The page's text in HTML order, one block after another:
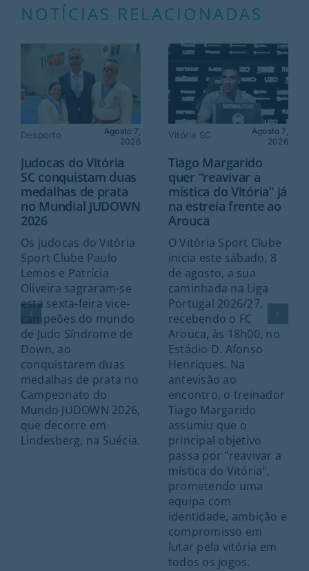
NOTÍCIAS RELACIONADAS
Desporto
Agosto 7,
2026
Judocas do Vitória
SC conquistam duas
medalhas de prata
no Mundial JUDOWN
2026
Os judocas do Vitória
Sport Clube Paulo
Lemos e Patrícia
Oliveira sagraram-se
esta sexta-feira vice-
campeões do mundo
de Judo Síndrome de
Down, ao
conquistarem duas
medalhas de prata no
Campeonato do
Mundo JUDOWN 2026,
que decorre em
Lindesberg, na Suécia.
Vitória SC
Agosto 7,
2026
Tiago Margarido
quer “reavivar a
mística do Vitória” já
na estreia frente ao
Arouca
O Vitória Sport Clube
inicia este sábado, 8
de agosto, a sua
caminhada na Liga
Portugal 2026/27,
recebendo o FC
Arouca, às 18h00, no
Estádio D. Afonso
Henriques. Na
antevisão ao
encontro, o treinador
Tiago Margarido
assumiu que o
principal objetivo
passa por "reavivar a
mística do Vitória",
prometendo uma
equipa com
identidade, ambição e
compromisso em
lutar pela vitória em
todos os jogos.